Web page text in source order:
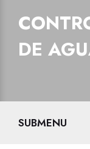
DE
SUBMENU